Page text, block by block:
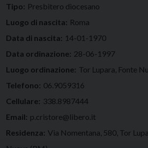
Tipo: Presbitero diocesano
Luogo di nascita: Roma
Data di nascita: 14-01-1970
Data ordinazione: 28-06-1997
Luogo ordinazione: Tor Lupara, Fonte
Telefono: 06.9059316
Cellulare: 338.8987444
Email: p.cristore@libero.it
Residenza: Via Nomentana, 580, Tor